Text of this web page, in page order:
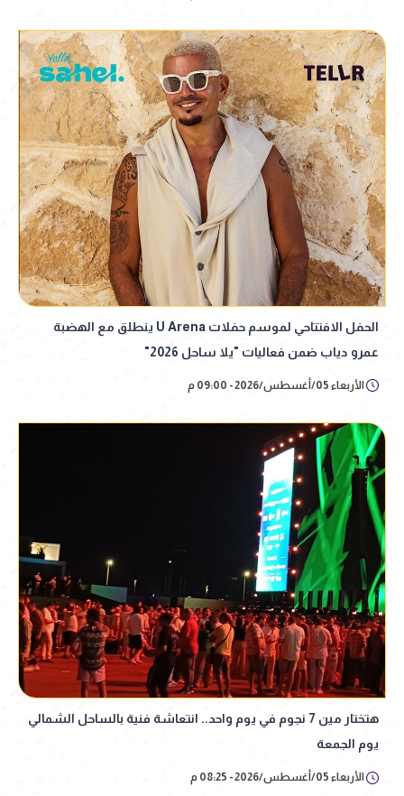
الحفل الافتتاحي لموسم حفلات U Arena ينطلق مع الهضبة
عمرو دياب ضمن فعاليات "يلا ساحل 2026"
الأربعاء 05/أغسطس/2026 - 09:00 م
هتختار مين 7 نجوم في يوم واحد.. انتعاشة فنية بالساحل الشمالي
يوم الجمعة
الأربعاء 05/أغسطس/2026 - 08:25 م